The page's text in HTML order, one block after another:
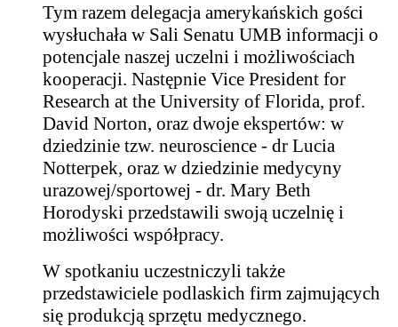
Tym razem delegacja amerykańskich gości
wysłuchała w Sali Senatu UMB informacji o
potencjale naszej uczelni i możliwościach
kooperacji. Następnie Vice President for
Research at the University of Florida, prof.
David Norton, oraz dwoje ekspertów: w
dziedzinie tzw. neuroscience - dr Lucia
Notterpek, oraz w dziedzinie medycyny
urazowej/sportowej - dr. Mary Beth
Horodyski przedstawili swoją uczelnię i
możliwości współpracy.
W spotkaniu uczestniczyli także
przedstawiciele podlaskich firm zajmujących
się produkcją sprzętu medycznego.